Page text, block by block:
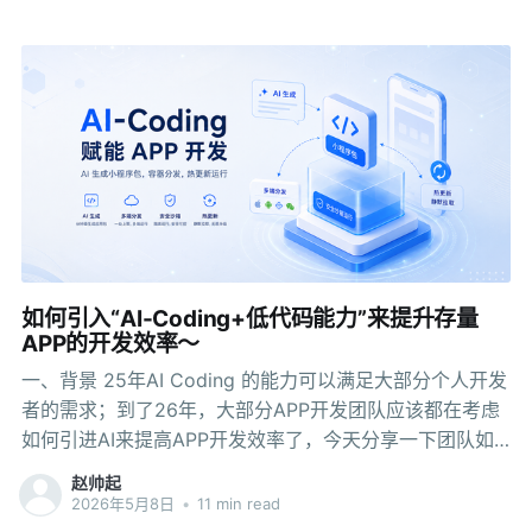
创建 Pull Request。GitHub 在 2025 年宣布 Copilot 引
入异步 coding agent，形成 Agentic DevOps Loop。 换
句话说，今天的 AI 已经不只是"帮开发者写一段代码"，而
是可以独立完成一个开发任务。 于是出现了另一个问题：
既然 AI 能写代码了，我们为什么还需要小程序容器？
如何引入“AI-Coding+低代码能力”来提升存量
APP的开发效率～
一、背景 25年AI Coding 的能力可以满足大部分个人开发
者的需求；到了26年，大部分APP开发团队应该都在考虑
如何引进AI来提高APP开发效率了，今天分享一下团队如
何借助AI来实现开发的效率提升 虽然Cursor、Claude
Code 在个人开发者的使用过程中已经相当稳定，写脚
赵帅起
2026年5月8日 • 11 min read